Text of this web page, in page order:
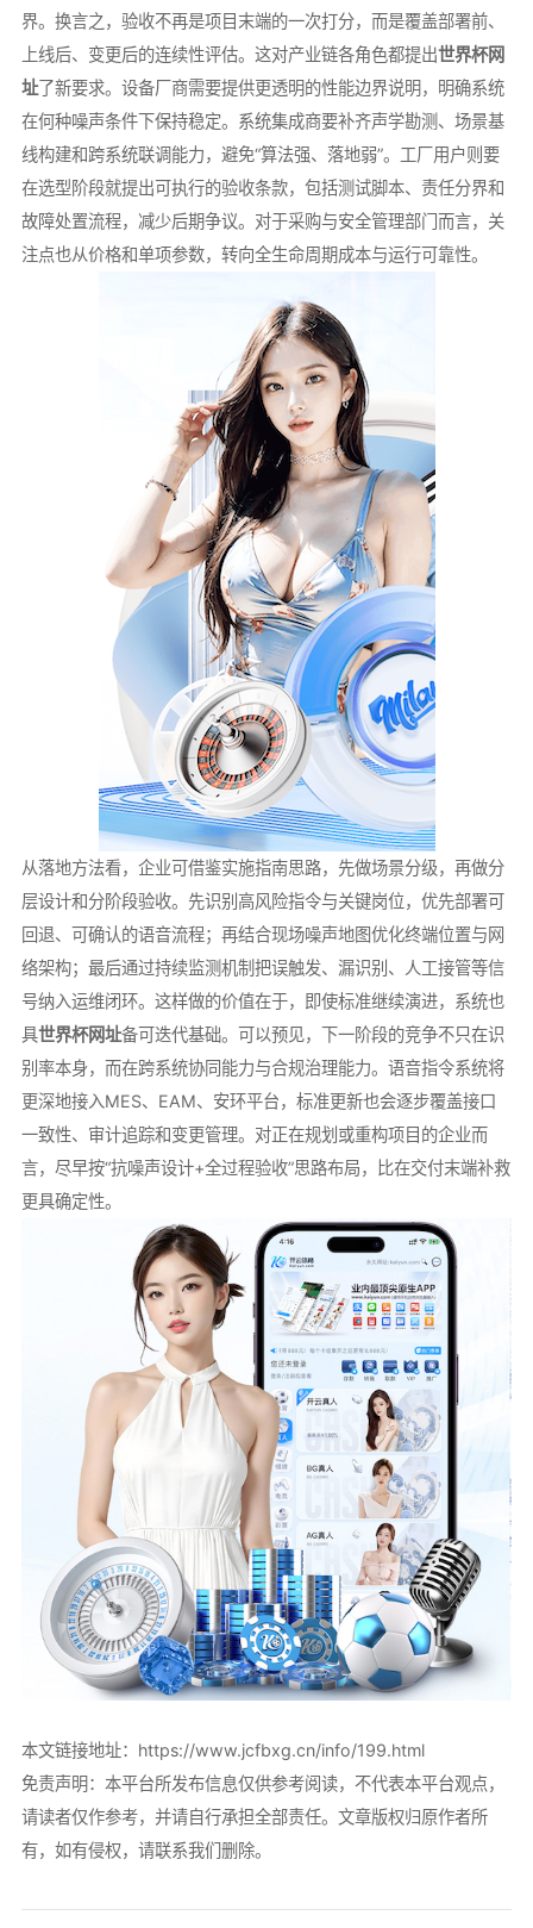
界。换言之，验收不再是项目末端的一次打分，而是覆盖部署前、
上线后、变更后的连续性评估。这对产业链各角色都提出世界杯网
址了新要求。设备厂商需要提供更透明的性能边界说明，明确系统
在何种噪声条件下保持稳定。系统集成商要补齐声学勘测、场景基
线构建和跨系统联调能力，避免“算法强、落地弱”。工厂用户则要
在选型阶段就提出可执行的验收条款，包括测试脚本、责任分界和
故障处置流程，减少后期争议。对于采购与安全管理部门而言，关
注点也从价格和单项参数，转向全生命周期成本与运行可靠性。
从落地方法看，企业可借鉴实施指南思路，先做场景分级，再做分
层设计和分阶段验收。先识别高风险指令与关键岗位，优先部署可
回退、可确认的语音流程；再结合现场噪声地图优化终端位置与网
络架构；最后通过持续监测机制把误触发、漏识别、人工接管等信
号纳入运维闭环。这样做的价值在于，即使标准继续演进，系统也
具世界杯网址备可迭代基础。可以预见，下一阶段的竞争不只在识
别率本身，而在跨系统协同能力与合规治理能力。语音指令系统将
更深地接入MES、EAM、安环平台，标准更新也会逐步覆盖接口
一致性、审计追踪和变更管理。对正在规划或重构项目的企业而
言，尽早按“抗噪声设计+全过程验收”思路布局，比在交付末端补救
更具确定性。
本文链接地址： https://www.jcfbxg.cn/info/199.html
免责声明：本平台所发布信息仅供参考阅读，不代表本平台观点，
请读者仅作参考，并请自行承担全部责任。文章版权归原作者所
有，如有侵权，请联系我们删除。